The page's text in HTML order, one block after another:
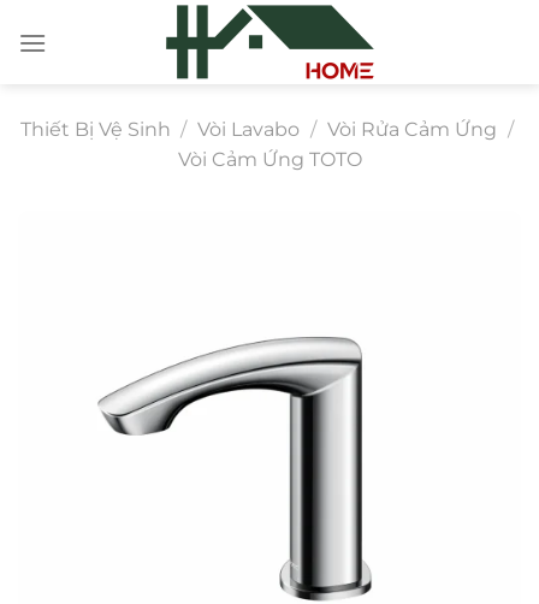
đến
Thiết Bị Vệ Sinh / Vòi Lavabo / Vòi Rửa Cảm Ứng /
Vòi Cảm Ứng TOTO